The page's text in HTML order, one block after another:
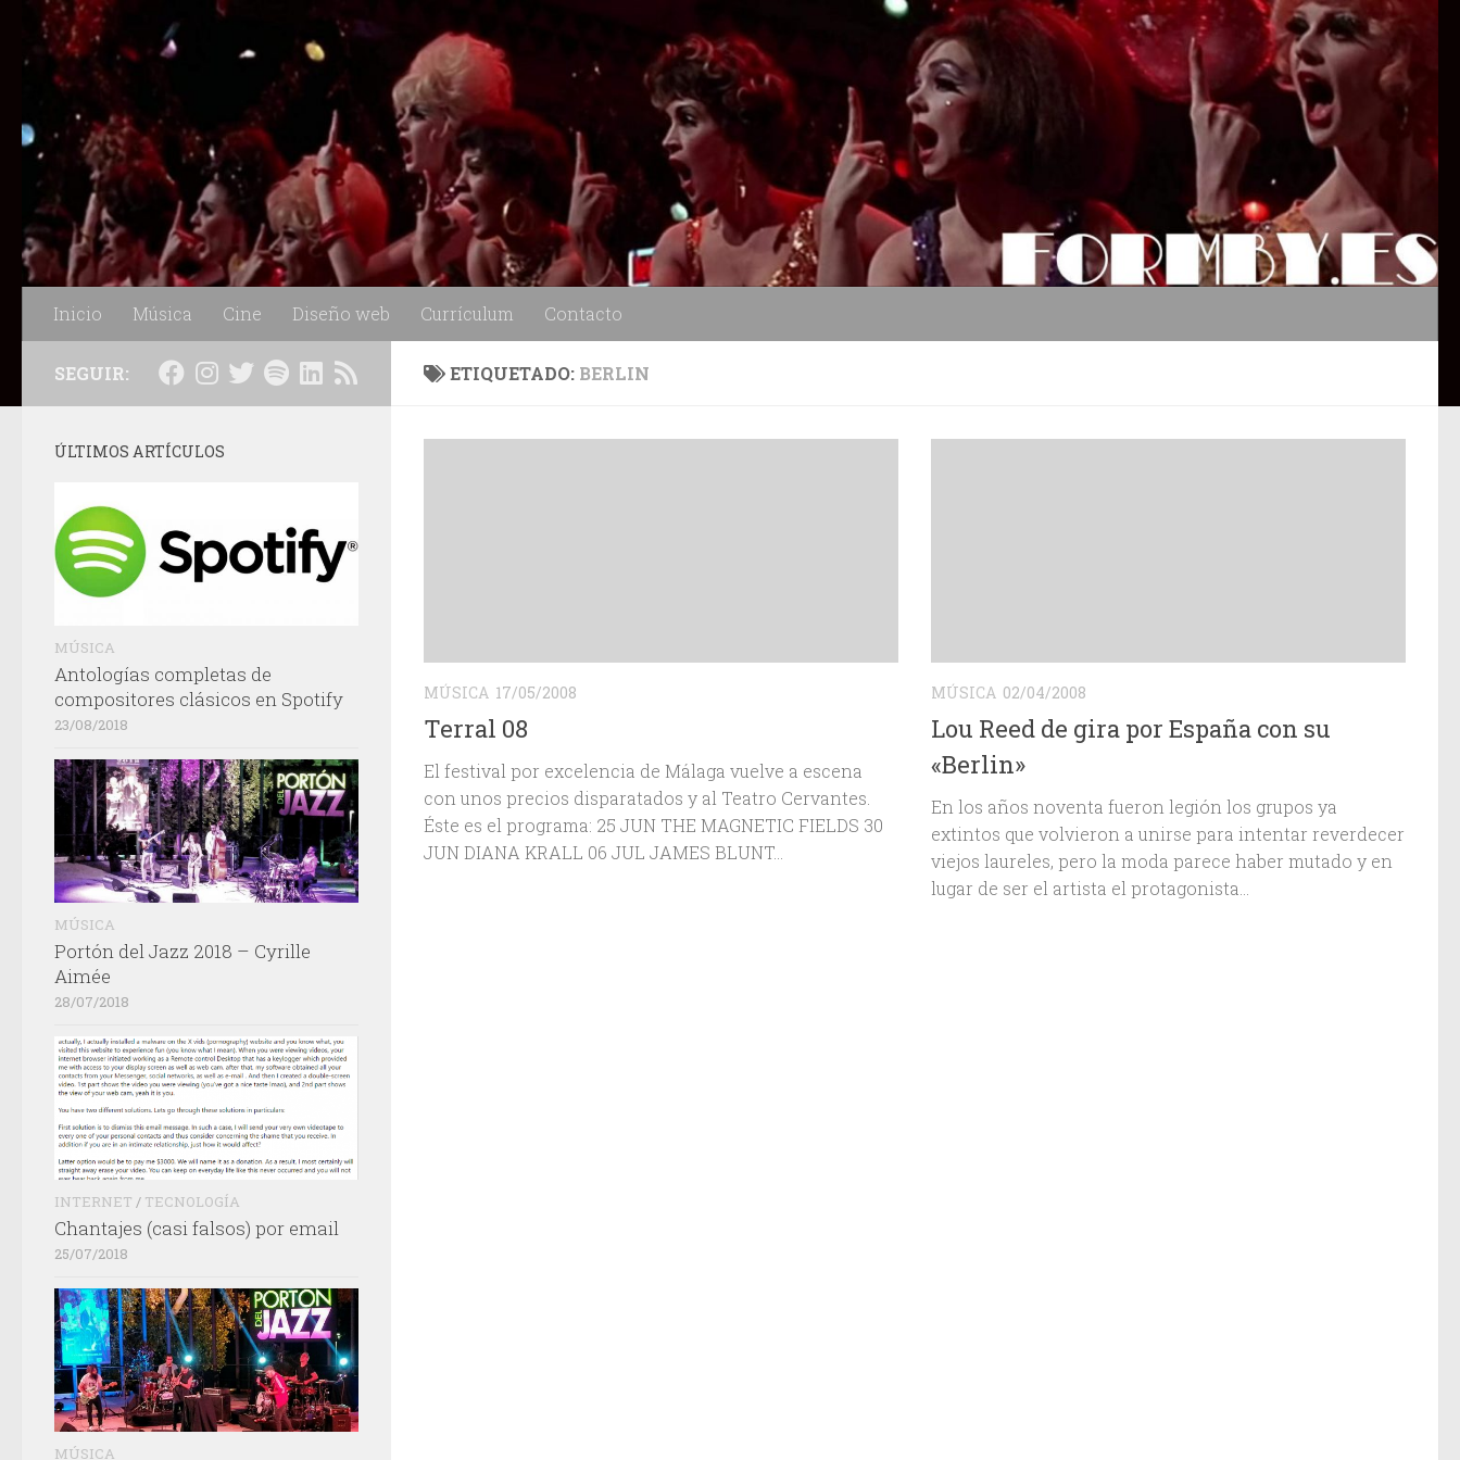
Saltar al contenido
Inicio Música Cine Diseño web Currículum Contacto
ETIQUETADO: BERLIN
MÚSICA 17/05/2008
Terral 08
El festival por excelencia de Málaga vuelve a escena
con unos precios disparatados y al Teatro Cervantes.
Éste es el programa: 25 JUN THE MAGNETIC FIELDS 30
JUN DIANA KRALL 06 JUL JAMES BLUNT...
MÚSICA 02/04/2008
Lou Reed de gira por España con su
«Berlin»
En los años noventa fueron legión los grupos ya
extintos que volvieron a unirse para intentar reverdecer
viejos laureles, pero la moda parece haber mutado y en
lugar de ser el artista el protagonista...
SEGUIR:
ÚLTIMOS ARTÍCULOS
MÚSICA
Antologías completas de
compositores clásicos en Spotify
23/08/2018
MÚSICA
Portón del Jazz 2018 – Cyrille
Aimée
28/07/2018
INTERNET / TECNOLOGÍA
Chantajes (casi falsos) por email
25/07/2018
MÚSICA